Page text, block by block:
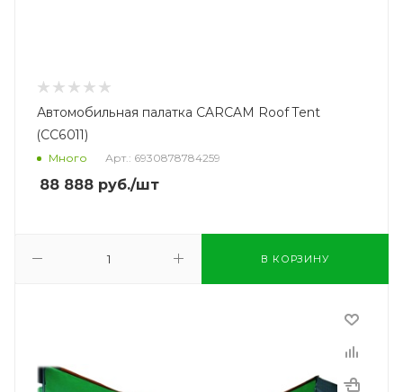
Автомобильная палатка CARCAM Roof Tent
(CC6011)
Много Арт.: 6930878784259
88 888 руб./шт
В КОРЗИНУ